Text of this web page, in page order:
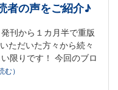
者の声をご紹介♪
刊から１カ月半で重版
ただいた方々から続々
限りです！ 今回のブロ
む）